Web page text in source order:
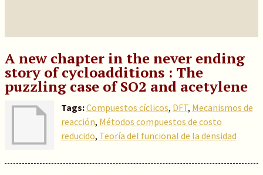
A new chapter in the never ending
story of cycloadditions : The
puzzling case of SO2 and acetylene
Tags:Compuestos cíclicos, DFT, Mecanismos de
reacción, Métodos compuestos de costo
reducido, Teoría del funcional de la densidad